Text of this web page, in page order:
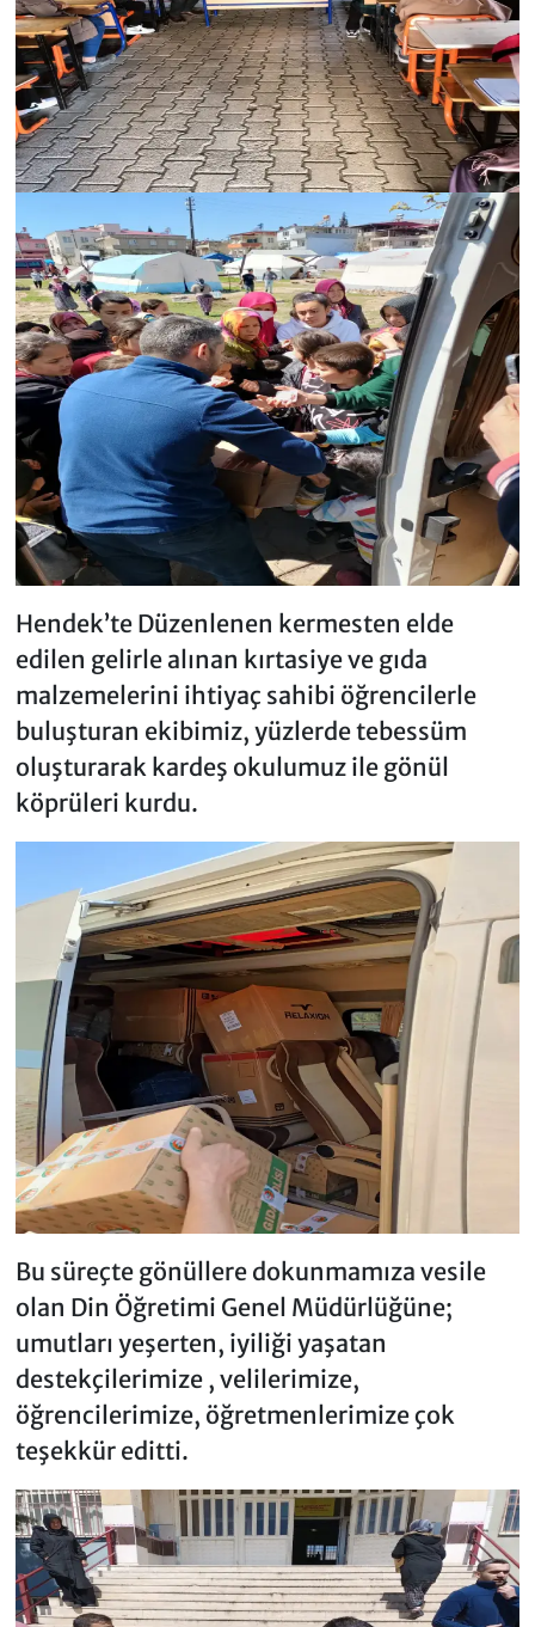
Hendek’te Düzenlenen kermesten elde
edilen gelirle alınan kırtasiye ve gıda
malzemelerini ihtiyaç sahibi öğrencilerle
buluşturan ekibimiz, yüzlerde tebessüm
oluşturarak kardeş okulumuz ile gönül
köprüleri kurdu.
Bu süreçte gönüllere dokunmamıza vesile
olan Din Öğretimi Genel Müdürlüğüne;
umutları yeşerten, iyiliği yaşatan
destekçilerimize , velilerimize,
öğrencilerimize, öğretmenlerimize çok
teşekkür editti.